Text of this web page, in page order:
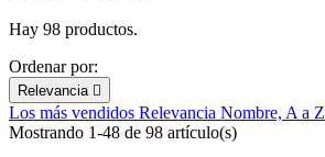
Hay 98 productos.
Ordenar por:
Relevancia 
Los más vendidos Relevancia Nombre, A a Z
Mostrando 1-48 de 98 artículo(s)